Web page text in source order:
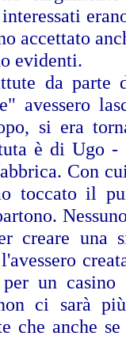
accettato
evidenti.
da parte
avessero
si era
è di Ugo -
Con
toccato il
creare una
per un
ci sarà
che anche